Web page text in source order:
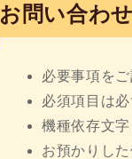
お問い合わせ
必要事項を
必須項目は必
機種依存文
お預かりし